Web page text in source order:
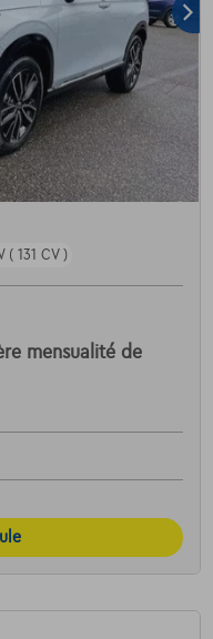
( 131 CV )
mensualité de